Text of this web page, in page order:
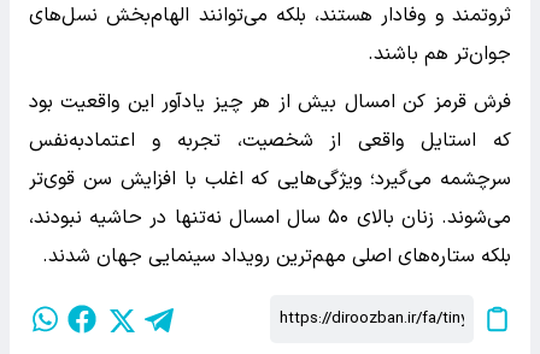
ثروتمند و وفادار هستند، بلکه می‌توانند الهام‌بخش نسل‌های
جوان‌تر هم باشند.
فرش قرمز کن امسال بیش از هر چیز یادآور این واقعیت بود
که استایل واقعی از شخصیت، تجربه و اعتمادبه‌نفس
سرچشمه می‌گیرد؛ ویژگی‌هایی که اغلب با افزایش سن قوی‌تر
می‌شوند. زنان بالای ۵۰ سال امسال نه‌تنها در حاشیه نبودند،
بلکه ستاره‌های اصلی مهم‌ترین رویداد سینمایی جهان شدند.